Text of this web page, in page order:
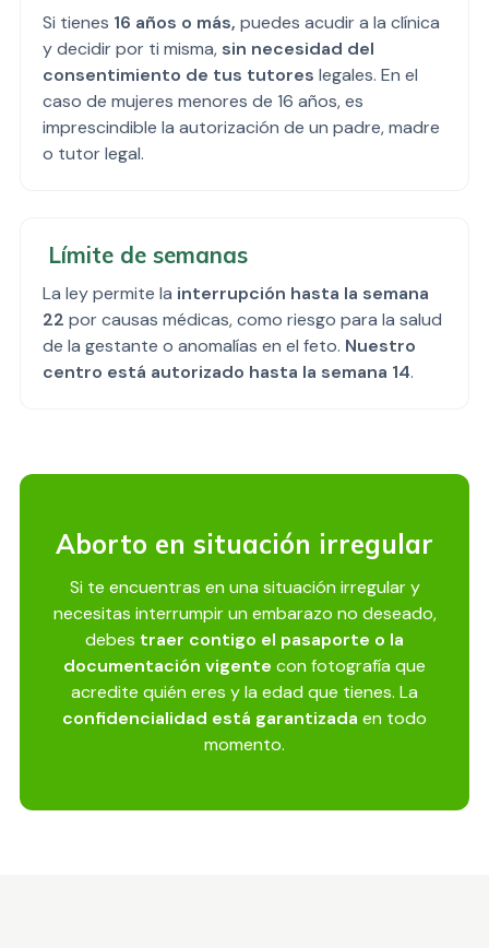
Si tienes 16 años o más, puedes acudir a la clínica
y decidir por ti misma, sin necesidad del
consentimiento de tus tutores legales. En el
caso de mujeres menores de 16 años, es
imprescindible la autorización de un padre, madre
o tutor legal.
Límite de semanas
La ley permite la interrupción hasta la semana
22 por causas médicas, como riesgo para la salud
de la gestante o anomalías en el feto. Nuestro
centro está autorizado hasta la semana 14.
Aborto en situación irregular
Si te encuentras en una situación irregular y
necesitas interrumpir un embarazo no deseado,
debes traer contigo el pasaporte o la
documentación vigente con fotografía que
acredite quién eres y la edad que tienes. La
confidencialidad está garantizada en todo
momento.